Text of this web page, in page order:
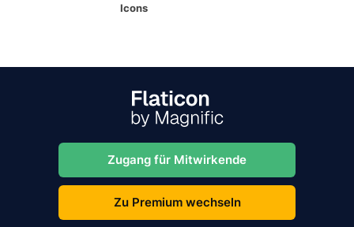
Icons
Zugang für Mitwirkende
Zu Premium wechseln